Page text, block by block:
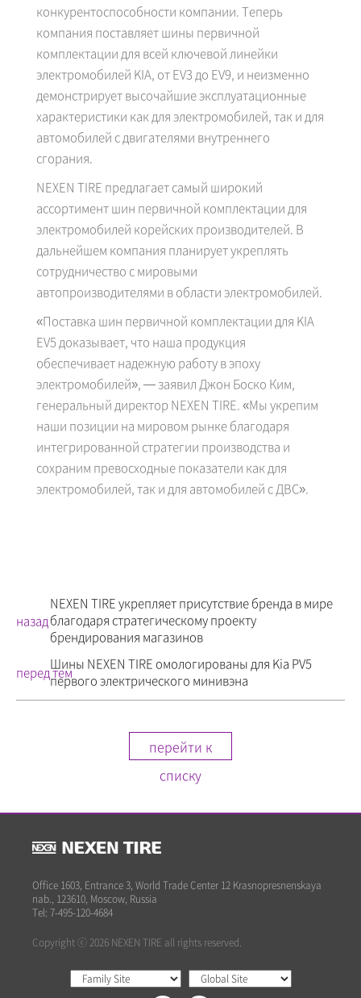
конкурентоспособности компании. Теперь
компания поставляет шины первичной
комплектации для всей ключевой линейки
электромобилей KIA, от EV3 до EV9, и неизменно
демонстрирует высочайшие эксплуатационные
характеристики как для электромобилей, так и для
автомобилей с двигателями внутреннего
сгорания.
NEXEN TIRE предлагает самый широкий
ассортимент шин первичной комплектации для
электромобилей корейских производителей. В
дальнейшем компания планирует укреплять
сотрудничество с мировыми
автопроизводителями в области электромобилей.
«Поставка шин первичной комплектации для KIA
EV5 доказывает, что наша продукция
обеспечивает надежную работу в эпоху
электромобилей», — заявил Джон Боско Ким,
генеральный директор NEXEN TIRE. «Мы укрепим
наши позиции на мировом рынке благодаря
интегрированной стратегии производства и
сохраним превосходные показатели как для
электромобилей, так и для автомобилей с ДВС».
назад
NEXEN TIRE укрепляет присутствие бренда в мире
благодаря стратегическому проекту
брендирования магазинов
перед темШины NEXEN TIRE омологированы для Kia PV5
первого электрического минивэна
перейти к
списку
Office 1603, Entrance 3, World Trade Center 12 Krasnopresnenskaya
nab., 123610, Moscow, Russia
Tel: 7-495-120-4684
Copyright ⓒ 2026 NEXEN TIRE all rights reserved.